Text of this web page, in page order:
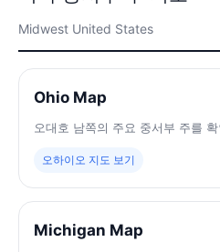
Midwest United States
Ohio Map
오대호 남쪽의 주요 중서부 주를
오하이오 지도 보기
Michigan Map